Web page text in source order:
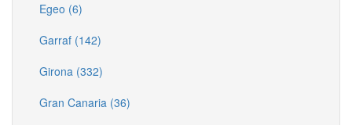
Egeo (6)
Garraf (142)
Girona (332)
Gran Canaria (36)